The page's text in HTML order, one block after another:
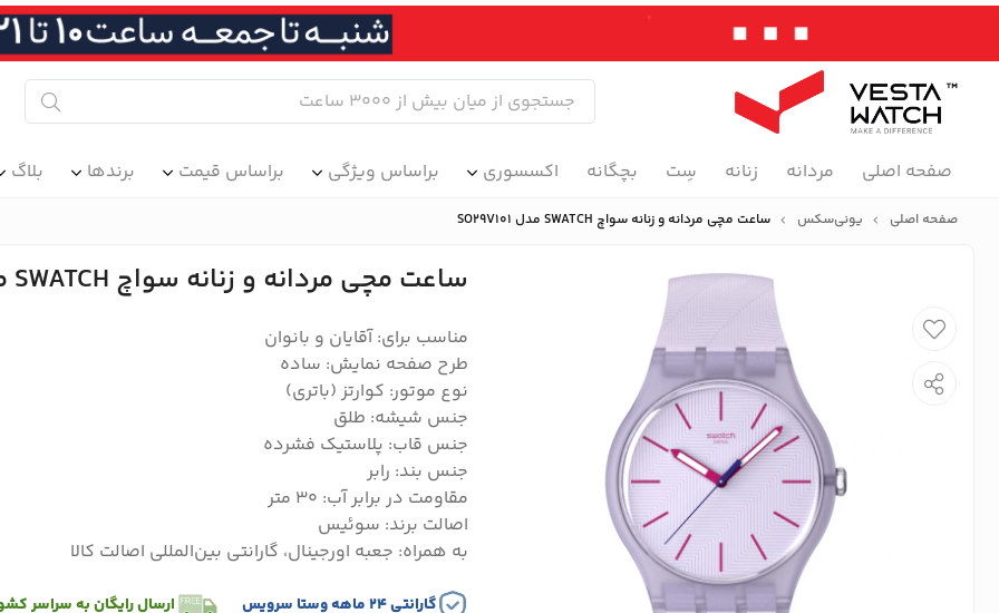
صفحه اصلی مردانه زنانه سِت بچگانه اکسسوری براساس ویژگی براساس قیمت برندها بلاگ
صفحه اصلی یونی‌سکس ساعت مچی مردانه و زنانه سواچ SWATCH مدل SO29V101
ساعت مچی مردانه و زنانه سواچ SWATCH مدل SO29V101
مناسب برای: آقایان و بانوان
طرح صفحه نمایش: ساده
نوع موتور: کوارتز (باتری)
جنس شیشه: طلق
جنس قاب: پلاستیک فشرده
جنس بند: رابر
مقاومت در برابر آب: 30 متر
اصالت برند: سوئیس
به همراه: جعبه اورجینال، گارانتی بین‌المللی اصالت کالا
گارانتی ۲۴ ماهه وستا سرویس ارسال رایگان به سراسر